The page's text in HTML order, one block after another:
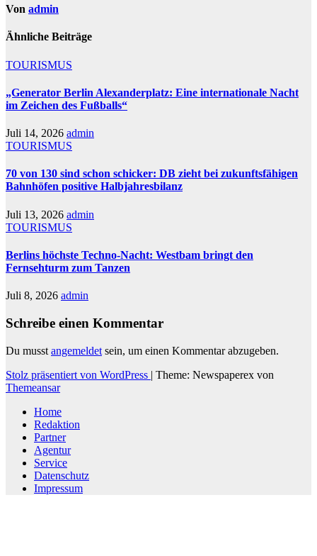
Von admin
Ähnliche Beiträge
TOURISMUS
„Generator Berlin Alexanderplatz: Eine internationale Nacht
im Zeichen des Fußballs“
Juli 14, 2026 admin
TOURISMUS
70 von 130 sind schon schicker: DB zieht bei zukunftsfähigen
Bahnhöfen positive Halbjahresbilanz
Juli 13, 2026 admin
TOURISMUS
Berlins höchste Techno-Nacht: Westbam bringt den
Fernsehturm zum Tanzen
Juli 8, 2026 admin
Schreibe einen Kommentar
Du musst angemeldet sein, um einen Kommentar abzugeben.
Stolz präsentiert von WordPress | Theme: Newspaperex von
Themeansar
Home
Redaktion
Partner
Agentur
Service
Datenschutz
Impressum